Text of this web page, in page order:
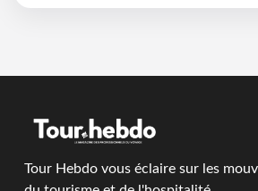
Tour Hebdo vous éclaire sur les